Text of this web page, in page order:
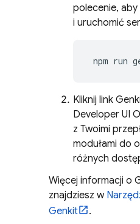
polecenie,
i uruchomić
npm run
Kliknij link
Developer UI
z Twoimi
modułami do
różnych
Więcej informacji o
znajdziesz w
Genkit
.